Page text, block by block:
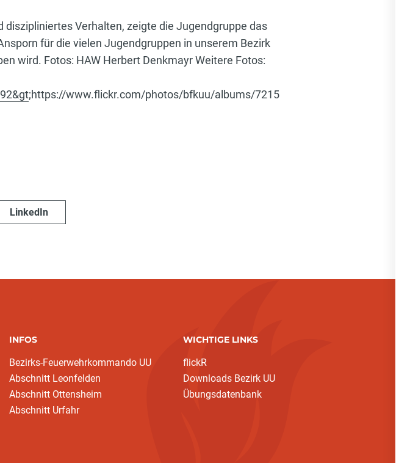
Verhalten, zeigte die Jugendgruppe das
für die vielen Jugendgruppen in unserem Bezirk
wird. Fotos: HAW Herbert Denkmayr Weitere Fotos:
;https://www.flickr.com/photos/bfkuu/albums/7215
LinkedIn
INFOS
Bezirks-Feuerwehrkommando UU
Abschnitt Leonfelden
Abschnitt Ottensheim
Abschnitt Urfahr
WICHTIGE LINKS
flickR
Downloads Bezirk UU
Übungsdatenbank